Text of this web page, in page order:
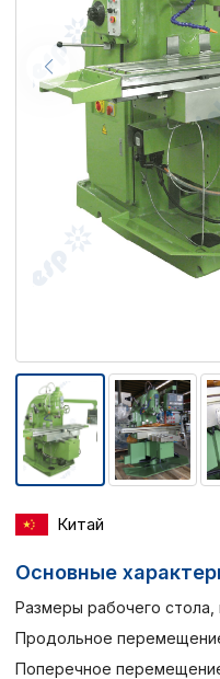
Китай
Основные
Размеры рабочего стола,
Продольное
Поперечное